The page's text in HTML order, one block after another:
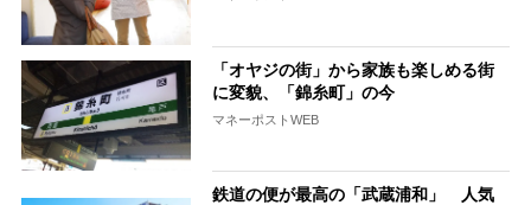
「オヤジの街」から家族も楽しめる街
に変貌、「錦糸町」の今
マネーポストWEB
鉄道の便が最高の「武蔵浦和」 人気